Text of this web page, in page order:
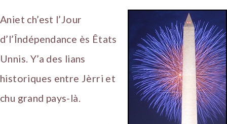
Aniet ch’est l’Jour
d’l’Îndépendance ès Êtats
Unnis. Y’a des lians
historiques entre Jèrri et
chu grand pays-là.